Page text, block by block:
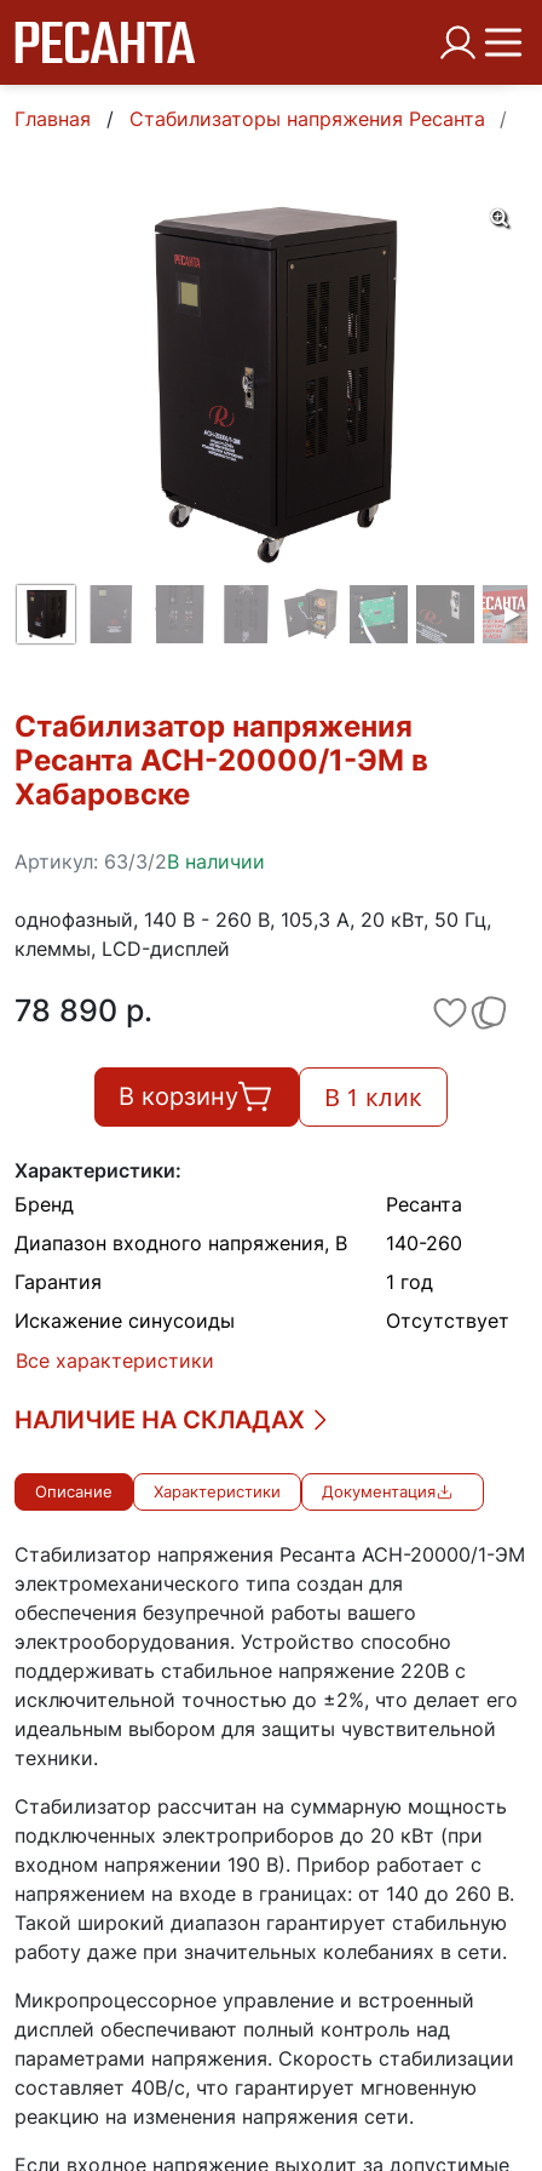
Главная Стабилизаторы напряжения Ресанта
Стабилизатор напряжения
Ресанта АСН-20000/1-ЭМ в
Хабаровске
Артикул: 63/3/2В наличии
однофазный, 140 В - 260 В, 105,3 А, 20 кВт, 50 Гц,
клеммы, LCD-дисплей
78 890 p.
В корзину В 1 клик
Характеристики:
Бренд
Ресанта
Диапазон входного напряжения, В
140-260
Гарантия
1 год
Искажение синусоиды
Отсутствует
Все характеристики
НАЛИЧИЕ НА СКЛАДАХ
Описание Характеристики Документация
Стабилизатор напряжения Ресанта АСН-20000/1-ЭМ
электромеханического типа создан для
обеспечения безупречной работы вашего
электрооборудования. Устройство способно
поддерживать стабильное напряжение 220В с
исключительной точностью до ±2%, что делает его
идеальным выбором для защиты чувствительной
техники.
Стабилизатор рассчитан на суммарную мощность
подключенных электроприборов до 20 кВт (при
входном напряжении 190 В). Прибор работает с
напряжением на входе в границах: от 140 до 260 В.
Такой широкий диапазон гарантирует стабильную
работу даже при значительных колебаниях в сети.
Микропроцессорное управление и встроенный
дисплей обеспечивают полный контроль над
параметрами напряжения. Скорость стабилизации
составляет 40В/с, что гарантирует мгновенную
реакцию на изменения напряжения сети.
Если входное напряжение выходит за допустимые